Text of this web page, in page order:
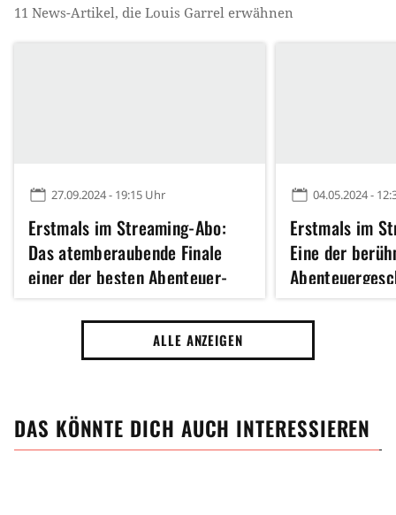
11 News-Artikel, die Louis Garrel erwähnen
27.09.2024 - 19:15 Uhr
Erstmals im Streaming-Abo:
Das atemberaubende Finale
einer der besten Abenteuer-
Neuauflagen unserer Zeit
04.05.2024 -
Erstmals im
Eine der
Zeiten richtig
aufgelegt
ALLE ANZEIGEN
DAS KÖNNTE DICH AUCH INTERESSIEREN